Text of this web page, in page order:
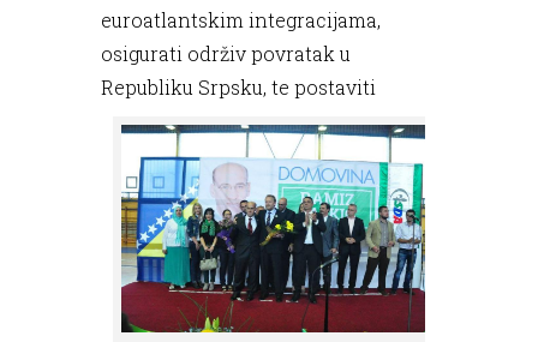
euroatlantskim integracijama,
osigurati održiv povratak u
Republiku Srpsku, te postaviti